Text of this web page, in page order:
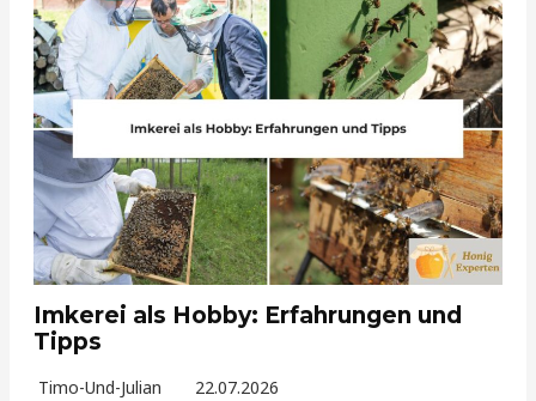
Imkerei als Hobby: Erfahrungen und
Tipps
Timo-Und-Julian 22.07.2026